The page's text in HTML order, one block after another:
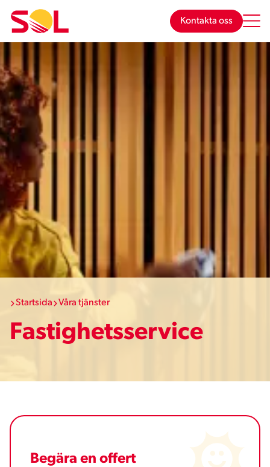
innehåll
Kontakta oss
Startsida Våra tjänster
Fastighetsservice
Begära en offert